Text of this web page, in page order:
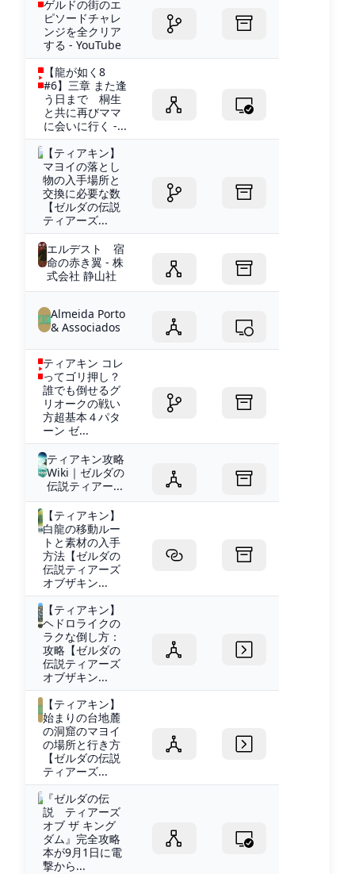
ゲルドの街のエ
ピソードチャレ
ンジを全クリア
する - YouTube
【龍が如く8
#6】三章 また逢
う日まで 桐生
と共に再びママ
に会いに行く -...
【ティアキン】
マヨイの落とし
物の入手場所と
交換に必要な数
【ゼルダの伝説
ティアーズ...
エルデスト 宿
命の赤き翼 - 株
式会社 静山社
Almeida Porto
& Associados
ティアキン コレ
ってゴリ押し？
誰でも倒せるグ
リオークの戦い
方超基本４パタ
ーン ゼ...
ティアキン攻略
Wiki｜ゼルダの
伝説ティアー...
【ティアキン】
白龍の移動ルー
トと素材の入手
方法【ゼルダの
伝説ティアーズ
オブザキン...
【ティアキン】
ヘドロライクの
ラクな倒し方：
攻略【ゼルダの
伝説ティアーズ
オブザキン...
【ティアキン】
始まりの台地麓
の洞窟のマヨイ
の場所と行き方
【ゼルダの伝説
ティアーズ...
『ゼルダの伝
説 ティアーズ
オブ ザ キング
ダム』完全攻略
本が9月1日に電
撃から...